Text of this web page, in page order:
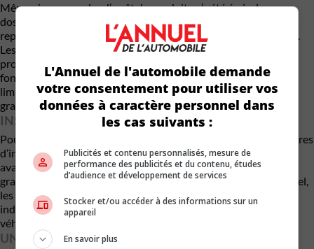
Même si aucun ordre d’arrêt de conduite n’a été émis dans ce
dossier, les autorités américaines considèrent que la situation
représente un risque important pour la sécurité des occupants.
Les ceintures de sécurité constituent le premier niveau de
protection lors d’une collision. Tout problème affectant leur
fonctionnement peut réduire considérablement leur capacité à
limiter les mouvements du corps et à prévenir les blessures
graves.
INSPECTION ET REMPLACEMENT GRATUITS
Pour corriger la situation, Ford demandera à ses concessionnaires
d’inspecter les enrouleurs de ceinture de sécurité des sièges
avant. Les composants jugés défectueux seront remplacés
gratuitement. Comme dans la majorité des campagnes de rappel,
les propriétaires concernés recevront un avis officiel leur
indiquant les démarches à suivre afin de faire inspecter leur
véhicule.
UNE SÉRIE DE RAPPELS QUI SE POURSUIT
L'Annuel de l'automobile demande
votre consentement pour utiliser vos
données à caractère personnel dans
les cas suivants :
Publicités et contenu personnalisés, mesure de
performance des publicités et du contenu, études
d’audience et développement de services
Stocker et/ou accéder à des informations sur un
appareil
En savoir plus